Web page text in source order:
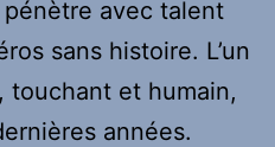
pénètre avec talent
sans histoire. L’un
touchant et humain,
années.